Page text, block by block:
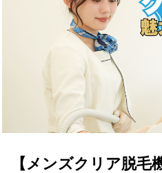
【メンズクリア脱毛